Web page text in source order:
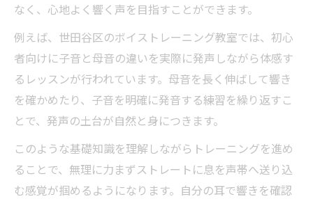
なく、心地よく響く声を目指すことができます。
例えば、世田谷区のボイストレーニング教室では、初心
者向けに子音と母音の違いを実際に発声しながら体感す
るレッスンが行われています。母音を長く伸ばして響き
を確かめたり、子音を明確に発音する練習を繰り返すこ
とで、発声の土台が自然と身につきます。
このような基礎知識を理解しながらトレーニングを進め
ることで、無理に力まずストレートに息を声帯へ送り込
む感覚が掴めるようになります。自分の耳で響きを確認